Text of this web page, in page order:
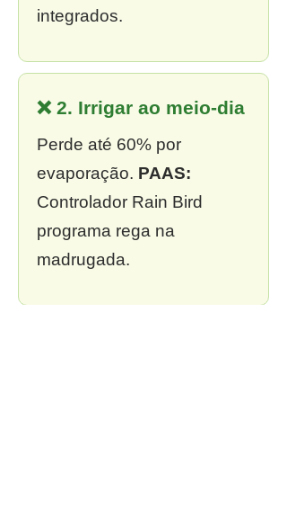
integrados.
❌ 2. Irrigar ao meio-dia
Perde até 60% por
evaporação. PAAS:
Controlador Rain Bird
programa rega na
madrugada.